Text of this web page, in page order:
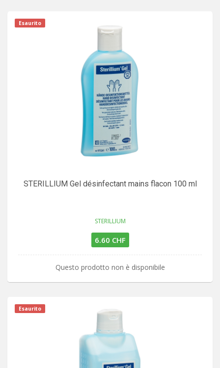
Esaurito
STERILLIUM Gel désinfectant mains flacon 100 ml
STERILLIUM
6.60 CHF
Questo prodotto non è disponibile
Esaurito